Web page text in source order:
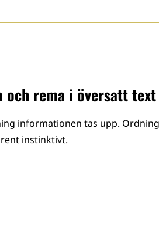
och rema i översatt text
informationen tas upp.
instinktivt.